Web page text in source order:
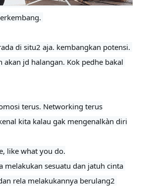
di situ2 aja. kembangkan potensi.
akan jd halangan. Kok pedhe bakal
terus. Networking terus
kita kalau gak mengenalkàn diri
like what you do.
melakukan sesuatu dan jatuh cinta
rela melakukannya berulang2